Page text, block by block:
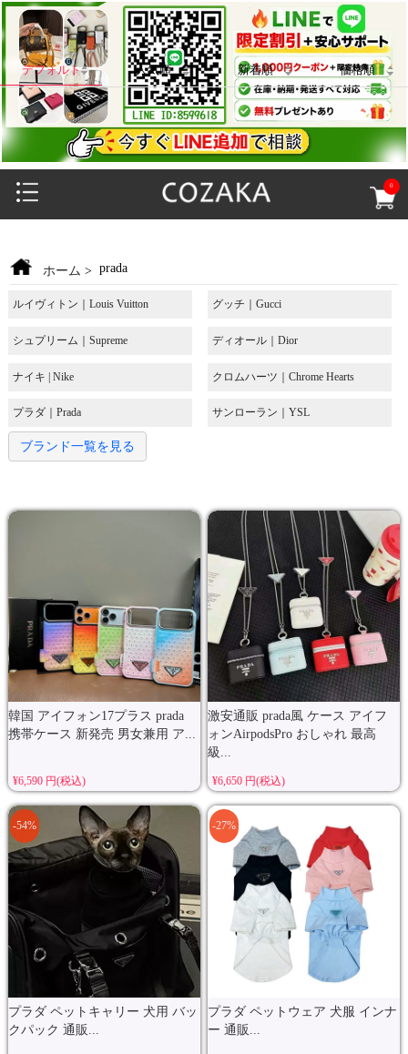
0
デフォルト 人気順 新着順 価格順
ホーム > prada
ルイヴィトン｜Louis Vuitton グッチ｜Gucci
シュプリーム｜Supreme ディオール｜Dior
ナイキ | Nike クロムハーツ｜Chrome Hearts
プラダ｜Prada サンローラン｜YSL
ブランド一覧を見る
韓国 アイフォン17プラス prada
携帯ケース 新発売 男女兼用 ア...
¥6,590 円(税込)
激安通販 prada風 ケース アイフ
ォンAirpodsPro おしゃれ 最高
級...
¥6,650 円(税込)
プラダ ペットキャリー 犬用 バッ
クパック 通販...
-54%
プラダ ペットウェア 犬服 インナ
ー 通販...
-27%